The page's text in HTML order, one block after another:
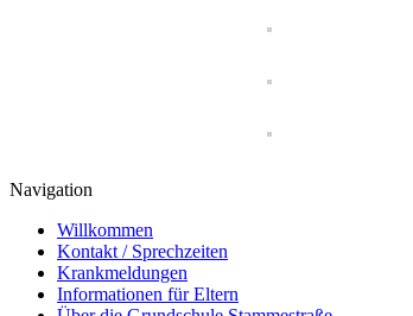
Navigation
Willkommen
Kontakt / Sprechzeiten
Krankmeldungen
Informationen für Eltern